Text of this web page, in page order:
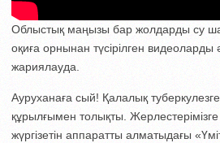
Облыстық маңызы бар жолдарды су
оқиға орнынан түсірілген видеоларды
жариялауда.
Ауруханаға сый! Қалалық
құрылғымен толықты.
жүргізетін аппаратты алматыдағы